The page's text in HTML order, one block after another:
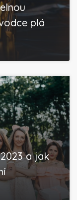
plá
a jak